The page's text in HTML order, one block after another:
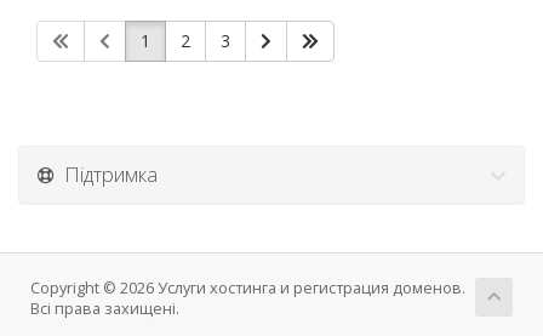
1 2 3
Підтримка
Copyright © 2026 Услуги хостинга и регистрация доменов.
Всі права захищені.